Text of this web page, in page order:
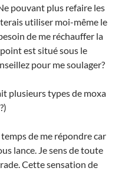
pouvant plus refaire les
utiliser moi-même le
de me réchauffer la
est situé sous le
pour me soulager?
plusieurs types de moxa
temps de me répondre car
lance. Je sens de toute
Cette sensation de